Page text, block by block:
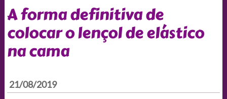
A forma definitiva de
colocar o lençol de elástico
na cama
21/08/2019